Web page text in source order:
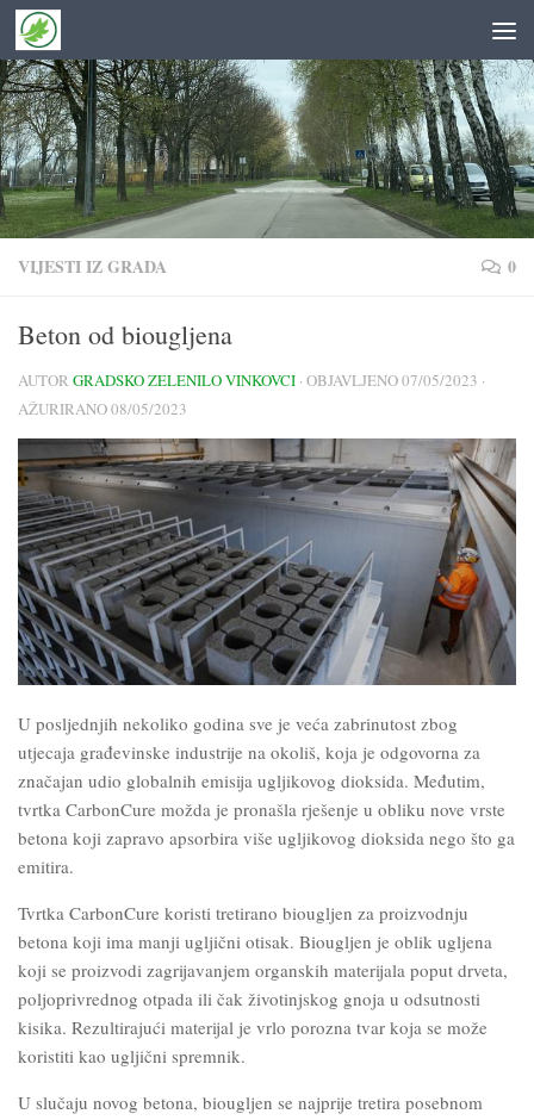
Skip to content
VIJESTI IZ GRADA 0
Beton od biougljena
AUTOR GRADSKO ZELENILO VINKOVCI · OBJAVLJENO07/05/2023 ·
AŽURIRANO08/05/2023
U posljednjih nekoliko godina sve je veća zabrinutost zbog
utjecaja građevinske industrije na okoliš, koja je odgovorna za
značajan udio globalnih emisija ugljikovog dioksida. Međutim,
tvrtka CarbonCure možda je pronašla rješenje u obliku nove vrste
betona koji zapravo apsorbira više ugljikovog dioksida nego što ga
emitira.
Tvrtka CarbonCure koristi tretirano biougljen za proizvodnju
betona koji ima manji ugljični otisak. Biougljen je oblik ugljena
koji se proizvodi zagrijavanjem organskih materijala poput drveta,
poljoprivrednog otpada ili čak životinjskog gnoja u odsutnosti
kisika. Rezultirajući materijal je vrlo porozna tvar koja se može
koristiti kao ugljični spremnik.
U slučaju novog betona, biougljen se najprije tretira posebnom